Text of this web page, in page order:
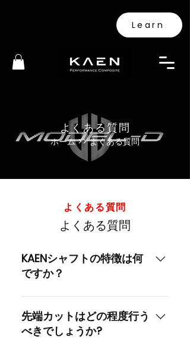
Learn
よくある質問
ホーム >> よくある質問
よくある質問
よくある質問
KAENシャフトの特徴は何
ですか？
独自のソフトフレックスとトルク
低減シャフト設計により、エネル
ギーを失わずに高弾道のショット
先端カットはどの程度行う
べきでしょうか?